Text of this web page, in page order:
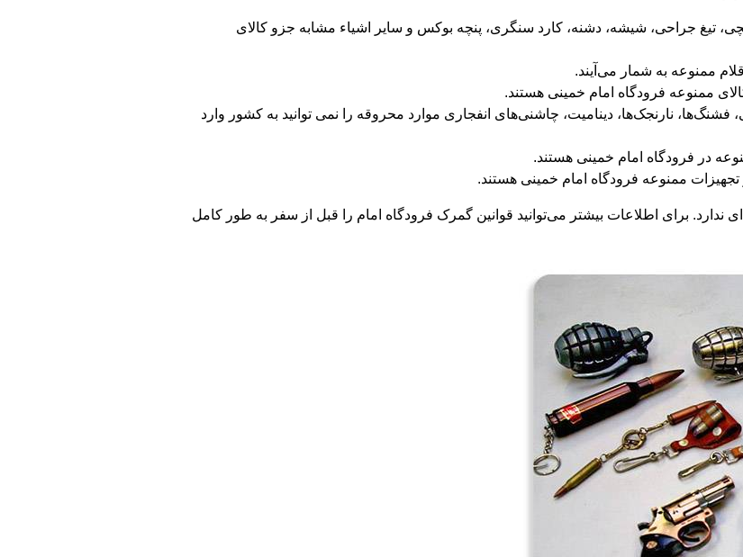
تیغ جراحی، شیشه، دشنه، کارد سنگری، پنچه بوکس و سایر اشیاء مشابه جزو کالای
ممنوعه به شمار می‌آیند.
ممنوعه فرودگاه امام خمینی هستند.
فشنگ‌ها، نارنجک‌ها، دینامیت، چاشنی‌های انفجاری موارد محروقه را نمی توانید به کشور وارد
در فرودگاه امام خمینی هستند.
ممنوعه فرودگاه امام خمینی هستند.
ندارد. برای اطلاعات بیشتر می‌توانید قوانین گمرک فرودگاه امام را قبل از سفر به طور کامل